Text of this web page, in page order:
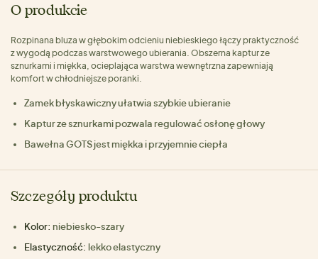
O produkcie
Rozpinana bluza w głębokim odcieniu niebieskiego łączy praktyczność
z wygodą podczas warstwowego ubierania. Obszerna kaptur ze
sznurkami i miękka, ocieplająca warstwa wewnętrzna zapewniają
komfort w chłodniejsze poranki.
Zamek błyskawiczny ułatwia szybkie ubieranie
Kaptur ze sznurkami pozwala regulować osłonę głowy
Bawełna GOTS jest miękka i przyjemnie ciepła
Szczegóły produktu
Kolor: niebiesko-szary
Elastyczność: lekko elastyczny